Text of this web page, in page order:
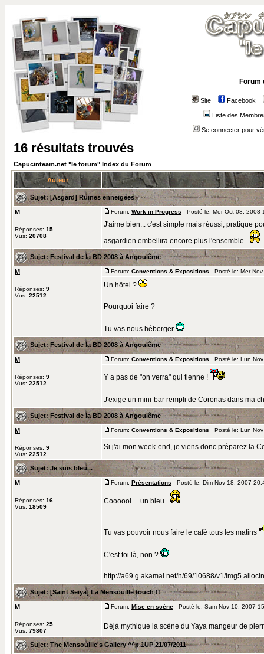
Forum
Site Facebook
Liste des
Se connecter pour
16 résultats trouvés
Capucinteam.net "le forum" Index du Forum
Auteur
Sujet: [Asgard] Ruines enneigées
M
Réponses: 15
Vus: 20708
Forum: Work in Progress Posté le: Mer Oct 08,
J'aime bien... c'est simple mais réussi, pratique
asgardien embellira encore plus l'ensemble
Sujet: Festival de la BD 2008 à Angoulême
M
Réponses: 9
Vus: 22512
Forum: Conventions & Expositions Posté le: Mer
Un hôtel ?
Pourquoi faire ?
Tu vas nous héberger
Sujet: Festival de la BD 2008 à Angoulême
M
Réponses: 9
Vus: 22512
Forum: Conventions & Expositions Posté le: Lun
Y a pas de "on verra" qui tienne !
J'exige un mini-bar rempli de Coronas dans ma
Sujet: Festival de la BD 2008 à Angoulême
M
Réponses: 9
Vus: 22512
Forum: Conventions & Expositions Posté le: Lun
Si j'ai mon week-end, je viens donc préparez la
Sujet: Je suis bleu...
M
Réponses: 16
Vus: 18509
Forum: Présentations Posté le: Dim Nov 18, 2007
Coooool.... un bleu
Tu vas pouvoir nous faire le café tous les matins
C'est toi là, non ?
http://a69.g.akamai.net/n/69/10688/v1/
Sujet: [Saint Seiya] La Mensouille touch !!
M
Réponses: 25
Vus: 79807
Forum: Mise en scène Posté le: Sam Nov 10, 2007
Déjà mythique la scène du Yaya mangeur de
Sujet: The Mensouille's Gallery ^^p.1UP 21/07/2011